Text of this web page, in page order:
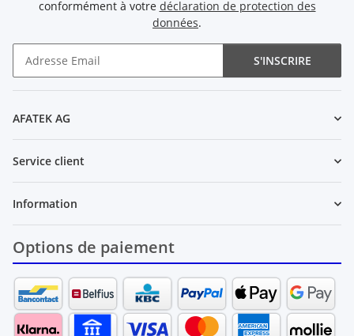
conformément à votre déclaration de protection des
données.
S'INSCRIRE
AFATEK AG
Service client
Information
Options de paiement